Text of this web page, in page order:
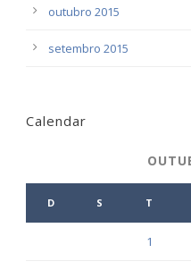
outubro 2015
setembro 2015
Calendar
D S T
1